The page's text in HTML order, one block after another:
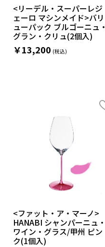
<リーデル・スーパーレジ
ェーロ マシンメイド>バリ
ューパック ブルゴーニュ・
グラン・クリュ(2個入)
￥13,200
<ファット・ア・マーノ>
HANABI シャンパーニュ・
ワイン・グラス/甲州 ピン
ク(1個入)